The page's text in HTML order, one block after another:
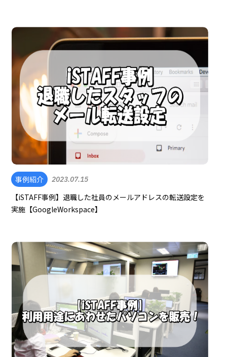
事例紹介 2023.07.15
【iSTAFF事例】退職した社員のメールアドレスの転送設定を
実施【GoogleWorkspace】